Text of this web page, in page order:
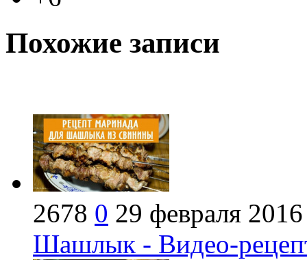
Похожие записи
2678 0 29 февраля 2016
Шашлык - Видео-